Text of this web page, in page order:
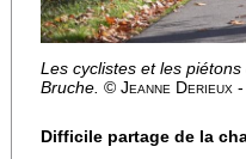
Les cyclistes et les
Bruche. © Jeanne Derieux
Difficile partage de la